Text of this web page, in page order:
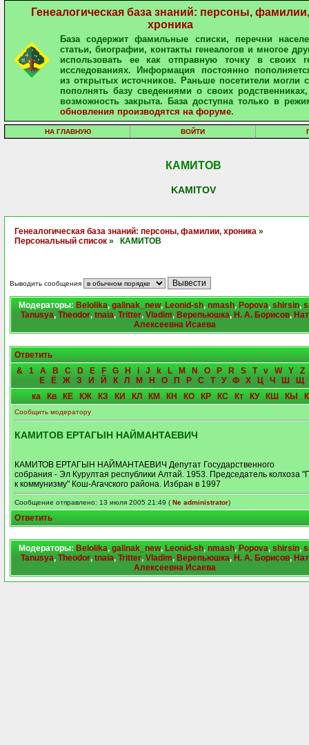
Генеалогическая база знаний: персоны, фамилии,
хроника
База содержит фамильные списки, перечни
статьи, биографии, контакты генеалогов и многое
использовать ее как отправную точку в своих
исследованиях. Информация постоянно
из открытых источников. Раньше посетители могли
пополнять базу сведениями о своих
возможность закрыта. База доступна только в
обновления производятся на форуме.
НА ГЛАВНУЮ ВОЙТИ
КАМИТОВ
KAMITOV
Генеалогическая база знаний: персоны, фамилии, хроника »
Персональный список » КАМИТОВ
Выводить сообщения
Модераторы: Belolika, galinak_new, Leonid-sh, nmash, Popova, shirsin,
Tanusya, Theodor, tnaia, Tritter, Vladim, Верепьюшка, Н. А. Борисов,
Алексеевна Исаева
Ответить
&
1 A B C D E F G H i J k L M N O P R S T v W Y
Z
Е
Ё Ж З И Й К Л М Н О П Р С Т У Ф Х Ц Ч Ш
Щ
ка
Кв КЕ КЖ КЗ КИ КЛ КМ КН КО КР КС Кт КУ КШ КЫ
Сообщить модератору
КАМИТОВ ЕРТАГЫН НАЙМАНТАЕВИЧ
КАМИТОВ ЕРТАГЫН НАЙМАНТАЕВИЧ Депутат Государственного
собрания - Эл Курултая республики Алтай. 1953. Председатель колхоза
к коммунизму" Кош-Агачского района. Избран в 1997
Сообщение отправлено: 13 июля 2005 21:49 ( Ne administrator)
Ответить
Модераторы: Belolika, galinak_new, Leonid-sh, nmash, Popova, shirsin,
Tanusya, Theodor, tnaia, Tritter, Vladim, Верепьюшка, Н. А. Борисов,
Алексеевна Исаева